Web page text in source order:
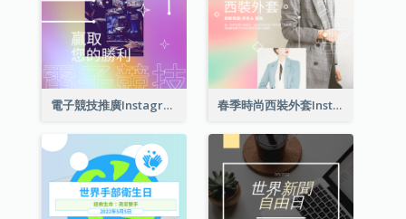
電子競技推廣Instagram帖子 春季時尚西裝外套Instagram帖子